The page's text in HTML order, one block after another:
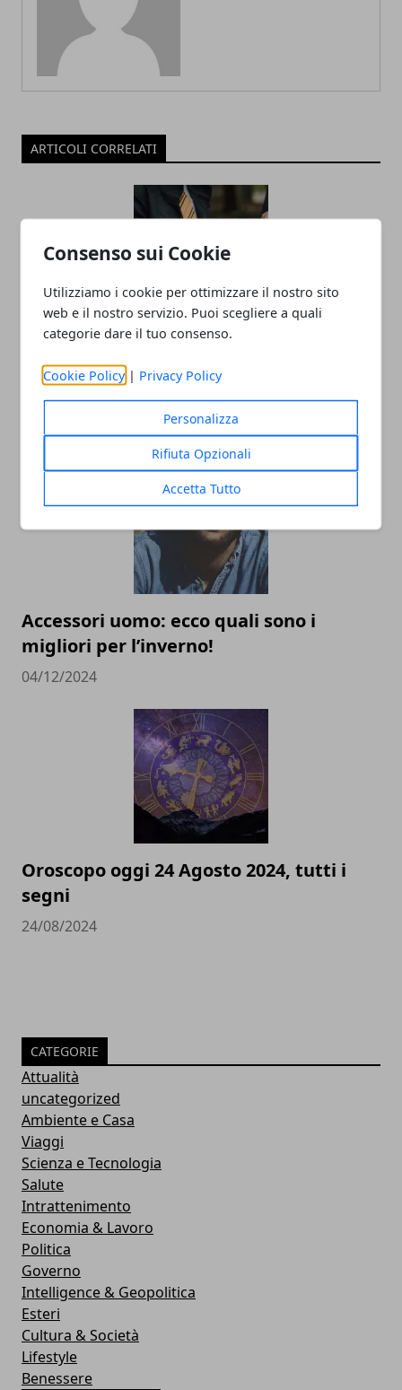
Consenso sui Cookie
Utilizziamo i cookie per ottimizzare il nostro sito
web e il nostro servizio. Puoi scegliere a quali
categorie dare il tuo consenso.
Cookie Policy | Privacy Policy
Personalizza
Rifiuta Opzionali
Accetta Tutto
ARTICOLI CORRELATI
L’universo Harry Potter: libri, film,
mostre e serie TV, tutte le versioni del
mondo fantasy più noto al mondo
Accessori uomo: ecco quali sono i
migliori per l’inverno!
04/12/2024
Oroscopo oggi 24 Agosto 2024, tutti i
segni
24/08/2024
CATEGORIE
Attualità
uncategorized
Ambiente e Casa
Viaggi
Scienza e Tecnologia
Salute
Intrattenimento
Economia & Lavoro
Politica
Governo
Intelligence & Geopolitica
Esteri
Cultura & Società
Lifestyle
Benessere